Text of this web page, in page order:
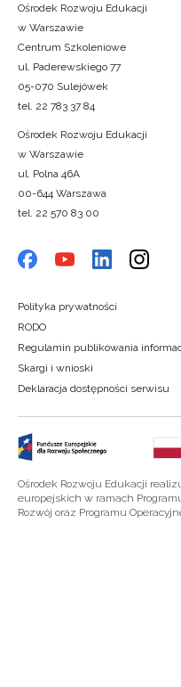
Ośrodek Rozwoju Edukacji
w Warszawie
Centrum Szkoleniowe
ul. Paderewskiego 77
05-070 Sulejówek
tel. 22 783 37 84
Ośrodek Rozwoju Edukacji
w Warszawie
ul. Polna 46A
00-644 Warszawa
tel. 22 570 83 00
Polityka prywatności
RODO
Regulamin publikowania
Skargi i wnioski
Deklaracja dostępności serwisu
Ośrodek Rozwoju Edukacji
europejskich w ramach
Rozwój oraz Programu